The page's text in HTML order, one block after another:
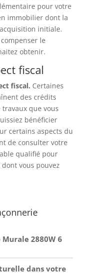
pour votre
immobilier dont la
initiale.
le
obtenir.
fiscal
fiscal. Certaines
des crédits
que vous
bénéficier
certains aspects du
de consulter votre
qualifié pour
vous pouvez
2880W 6
dans votre